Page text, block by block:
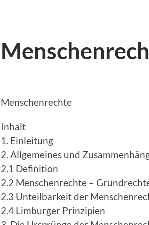
Menschenrechte
Inhalt
1. Einleitung
2. Allgemeines und
2.1 Definition
2.2 Menschenrechte –
2.3 Unteilbarkeit der
2.4 Limburger Prinzipien